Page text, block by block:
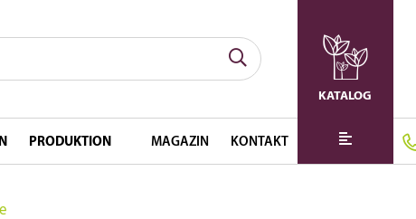
KATALOG
PRODUKTION MAGAZIN KONTAKT